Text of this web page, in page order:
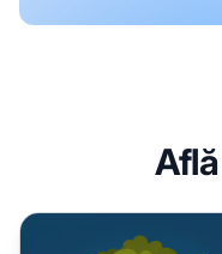
Conținut Evergreen